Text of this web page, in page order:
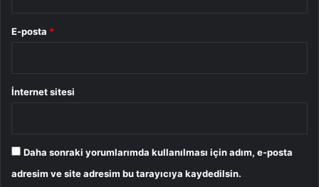
E-posta *
İnternet sitesi
Daha sonraki yorumlarımda kullanılması için adım, e-posta
adresim ve site adresim bu tarayıcıya kaydedilsin.